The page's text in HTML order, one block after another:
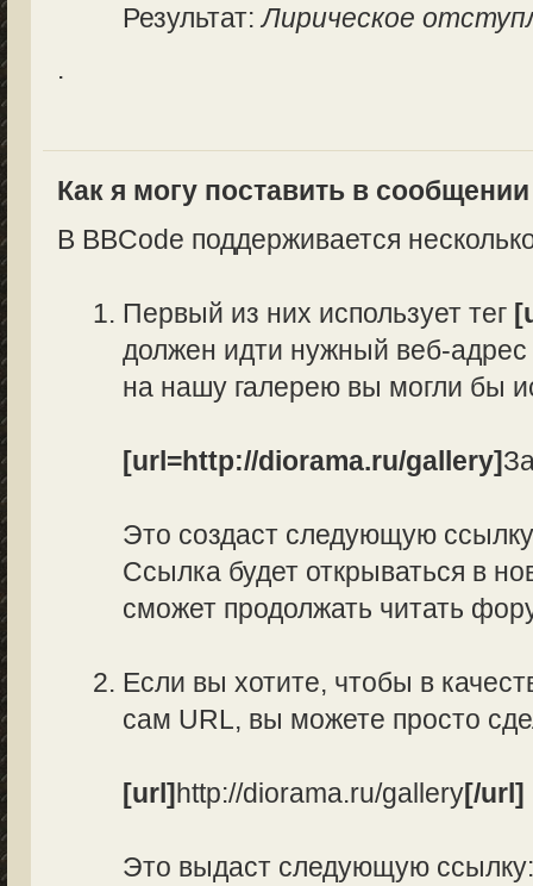
Результат:Лирическое
.
Как я могу поставить в
В BBCode поддерживается
Первый из них использует тег
должен идти нужный веб-
на нашу галерею вы могли бы
[url=http://diorama.ru/gallery]
Это создаст следующую
Ссылка будет открываться в
сможет продолжать читать
Если вы хотите, чтобы в
сам URL, вы можете просто
[url]http://diorama.ru/gallery[/url]
Это выдаст следующую